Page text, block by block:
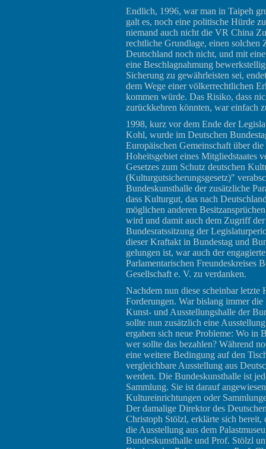
Endlich, 1996, war man in Taipeh
galt es, noch eine politische Hürde
niemand auch nicht die VR China
rechtliche Grundlage, einen
Deutschland noch nicht, und mit
eine Beschlagnahmung
Sicherung zu gewährleisten sei,
dem Wege einer völkerrechtlichen
kommen würde. Das Risiko, dass
zurückkehren könnten, war einfach
1998, kurz vor dem Ende der
Kohl, wurde im Deutschen
Europäischen Gemeinschaft über
Hoheitsgebiet eines Mitgliedstaates
Gesetzes zum Schutz deutschen
(Kulturgutsicherungsgesetz)"
Bundeskunsthalle der zusätzliche
dass Kulturgut, das nach
möglichen anderen
wird und damit auch dem Zugriff
Bundesratssitzung der
dieser Kraftakt in Bundestag und
gelungen ist, war auch der
Parlamentarischen Freundeskreises
Gesellschaft e. V. zu verdanken.
Nachdem nun diese scheinbar letzte
Forderungen. War bislang immer
Kunst- und Ausstellungshalle der
sollte nun zusätzlich eine
ergaben sich neue Probleme: Wo in
wer sollte das bezahlen? Während
eine weitere Bedingung auf den
vergleichbare Ausstellung aus
werden. Die Bundeskunsthalle ist
Sammlung. Sie ist darauf
Kultureinrichtungen oder
Der damalige Direktor des
Christoph Stölzl, erklärte sich bereit,
die Ausstellung aus dem
Bundeskunsthalle und Prof. Stölzl